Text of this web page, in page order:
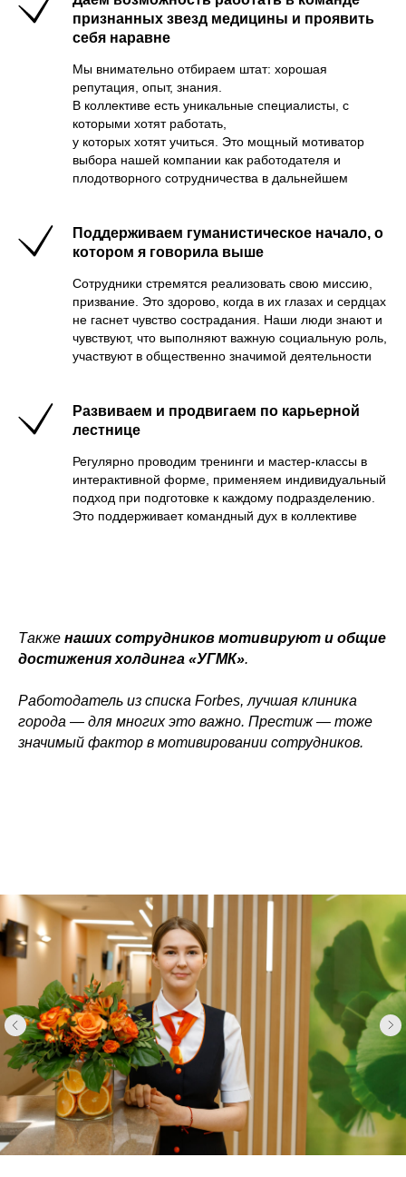
признанных звезд медицины и проявить
себя наравне
Мы внимательно отбираем штат: хорошая
репутация, опыт, знания.
В коллективе есть уникальные специалисты, с
которыми хотят работать,
у которых хотят учиться. Это мощный мотиватор
выбора нашей компании как работодателя и
плодотворного сотрудничества в дальнейшем
Поддерживаем гуманистическое начало, о
котором я говорила выше
Сотрудники стремятся реализовать свою миссию,
призвание. Это здорово, когда в их глазах и сердцах
не гаснет чувство сострадания. Наши люди знают и
чувствуют, что выполняют важную социальную роль,
участвуют в общественно значимой деятельности
Развиваем и продвигаем по карьерной
лестнице
Регулярно проводим тренинги и мастер-классы в
интерактивной форме, применяем индивидуальный
подход при подготовке к каждому подразделению.
Это поддерживает командный дух в коллективе
Также наших сотрудников мотивируют и общие
достижения холдинга «УГМК».
Работодатель из списка Forbes, лучшая клиника
города — для многих это важно. Престиж — тоже
значимый фактор в мотивировании сотрудников.